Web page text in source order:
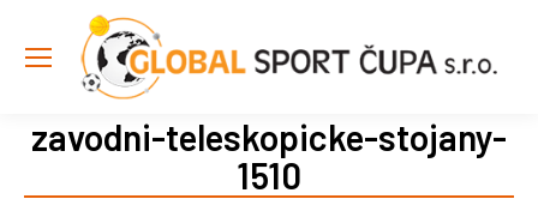
zavodni-teleskopicke-stojany-
1510